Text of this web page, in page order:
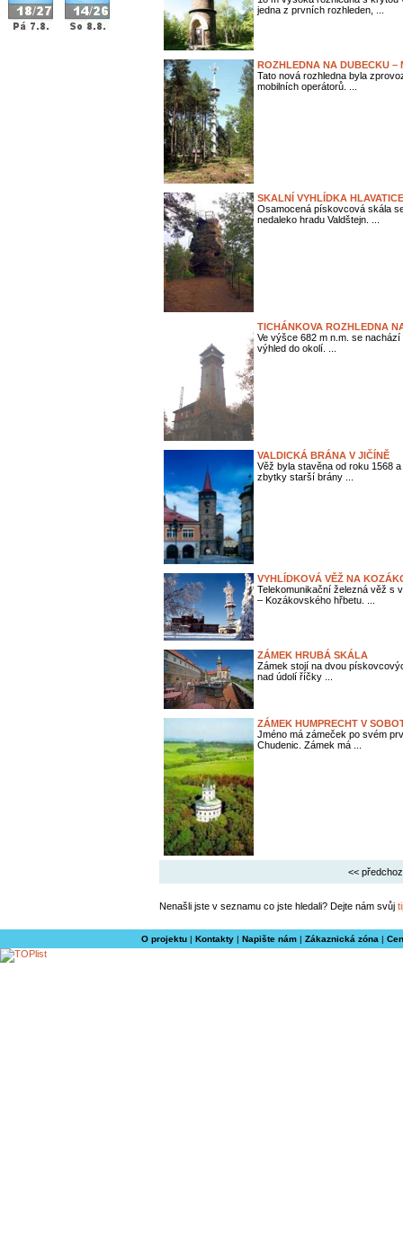
jedna z prvních rozhleden, ...
ROZHLEDNA NA DUBECKU –
Tato nová rozhledna byla
mobilních operátorů. ...
SKALNÍ VYHLÍDKA
Osamocená pískovcová skála
nedaleko hradu Valdštejn. ...
TICHÁNKOVA ROZHLEDNA
Ve výšce 682 m n.m. se
výhled do okolí. ...
VALDICKÁ BRÁNA V JIČÍNĚ
Věž byla stavěna od roku 1568
zbytky starší brány ...
VYHLÍDKOVÁ VĚŽ NA
Telekomunikační železná věž s
– Kozákovského hřbetu. ...
ZÁMEK HRUBÁ SKÁLA
Zámek stojí na dvou
nad údolí říčky ...
ZÁMEK HUMPRECHT V
Jméno má zámeček po svém
Chudenic. Zámek má ...
<<
Nenašli jste v seznamu co jste hledali? Dejte nám svůj
O projektu| Kontakty| Napište nám| Zákaznická zóna |